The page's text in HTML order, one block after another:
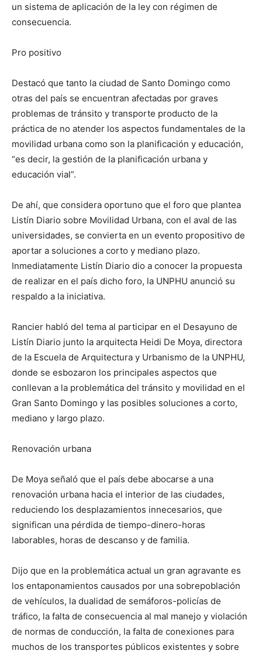
un sistema de aplicación de la ley con régimen de
consecuencia.
Pro positivo
Destacó que tanto la ciudad de Santo Domingo como
otras del país se encuentran afectadas por graves
problemas de tránsito y transporte producto de la
práctica de no atender los aspectos fundamentales de la
movilidad urbana como son la planificación y educación,
“es decir, la gestión de la planificación urbana y
educación vial”.
De ahí, que considera oportuno que el foro que plantea
Listín Diario sobre Movilidad Urbana, con el aval de las
universidades, se convierta en un evento propositivo de
aportar a soluciones a corto y mediano plazo.
Inmediatamente Listín Diario dio a conocer la propuesta
de realizar en el país dicho foro, la UNPHU anunció su
respaldo a la iniciativa.
Rancier habló del tema al participar en el Desayuno de
Listín Diario junto la arquitecta Heidi De Moya, directora
de la Escuela de Arquitectura y Urbanismo de la UNPHU,
donde se esbozaron los principales aspectos que
conllevan a la problemática del tránsito y movilidad en el
Gran Santo Domingo y las posibles soluciones a corto,
mediano y largo plazo.
Renovación urbana
De Moya señaló que el país debe abocarse a una
renovación urbana hacia el interior de las ciudades,
reduciendo los desplazamientos innecesarios, que
significan una pérdida de tiempo-dinero-horas
laborables, horas de descanso y de familia.
Dijo que en la problemática actual un gran agravante es
los entaponamientos causados por una sobrepoblación
de vehículos, la dualidad de semáforos-policías de
tráfico, la falta de consecuencia al mal manejo y violación
de normas de conducción, la falta de conexiones para
muchos de los transportes públicos existentes y sobre